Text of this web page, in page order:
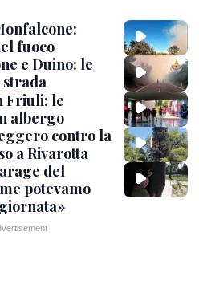
fuoco
e Duino: le
Friuli: le
albergo
contro la
a Rivarotta
del
potevamo